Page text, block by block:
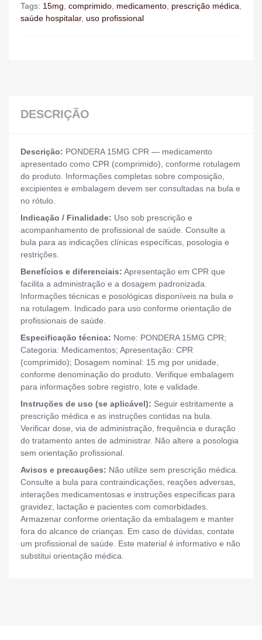
Tags: 15mg, comprimido, medicamento, prescrição médica,
saúde hospitalar, uso profissional
DESCRIÇÃO
Descrição: PONDERA 15MG CPR — medicamento
apresentado como CPR (comprimido), conforme rotulagem
do produto. Informações completas sobre composição,
excipientes e embalagem devem ser consultadas na bula e
no rótulo.
Indicação / Finalidade: Uso sob prescrição e
acompanhamento de profissional de saúde. Consulte a
bula para as indicações clínicas específicas, posologia e
restrições.
Benefícios e diferenciais: Apresentação em CPR que
facilita a administração e a dosagem padronizada.
Informações técnicas e posológicas disponíveis na bula e
na rotulagem. Indicado para uso conforme orientação de
profissionais de saúde.
Especificação técnica: Nome: PONDERA 15MG CPR;
Categoria: Medicamentos; Apresentação: CPR
(comprimido); Dosagem nominal: 15 mg por unidade,
conforme denominação do produto. Verifique embalagem
para informações sobre registro, lote e validade.
Instruções de uso (se aplicável): Seguir estritamente a
prescrição médica e as instruções contidas na bula.
Verificar dose, via de administração, frequência e duração
do tratamento antes de administrar. Não altere a posologia
sem orientação profissional.
Avisos e precauções: Não utilize sem prescrição médica.
Consulte a bula para contraindicações, reações adversas,
interações medicamentosas e instruções específicas para
gravidez, lactação e pacientes com comorbidades.
Armazenar conforme orientação da embalagem e manter
fora do alcance de crianças. Em caso de dúvidas, contate
um profissional de saúde. Este material é informativo e não
substitui orientação médica.